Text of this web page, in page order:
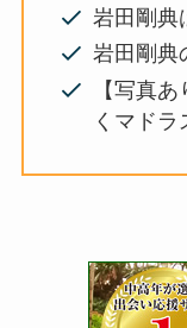
岩田剛典
岩田剛典
【写真
くマドラ